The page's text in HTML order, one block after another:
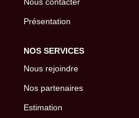
Présentation
NOS SERVICES
Nous rejoindre
Nos partenaires
Estimation